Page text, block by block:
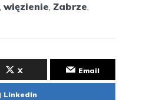
, więzienie, Zabrze,
X Email
LinkedIn